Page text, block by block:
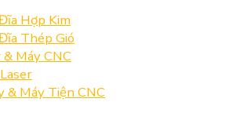
Hợp Kim
Thép Gió
Máy CNC
& Máy Tiện CNC